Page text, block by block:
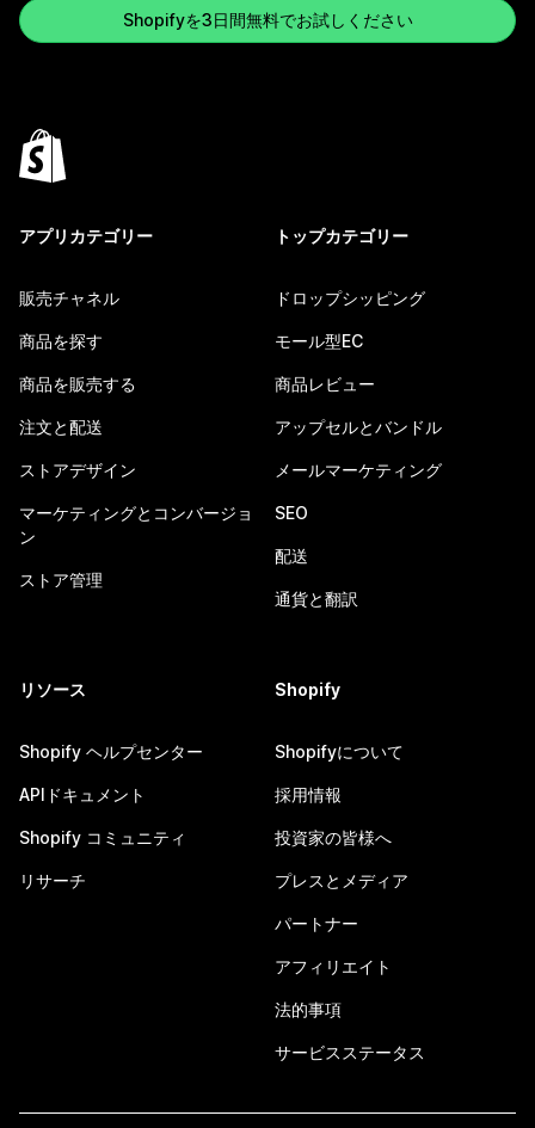
Shopifyを3日間無料でお試しください
アプリカテゴリー
販売チャネル
商品を探す
商品を販売する
注文と配送
ストアデザイン
マーケティングとコンバージョ
ン
ストア管理
トップカテゴリー
ドロップシッピング
モール型EC
商品レビュー
アップセルとバンドル
メールマーケティング
SEO
配送
通貨と翻訳
リソース
Shopify ヘルプセンター
APIドキュメント
Shopify コミュニティ
リサーチ
Shopify
Shopifyについて
採用情報
投資家の皆様へ
プレスとメディア
パートナー
アフィリエイト
法的事項
サービスステータス